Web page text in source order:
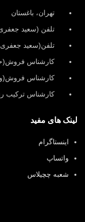
تهران، باغستان
تلفن (سعید
تلفن(سعید جعفری):
کارشناس فروش(حسین
کارشناس فروش(وحید
کارشناس ترکیب
لینک های مفید
اینستاگرام
واتساپ
شعبه چچیلاس